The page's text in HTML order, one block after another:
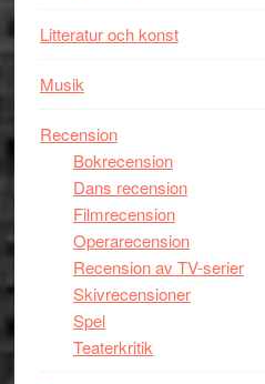
Litteratur och konst
Musik
Recension
Bokrecension
Dans recension
Filmrecension
Operarecension
Recension av TV-serier
Skivrecensioner
Spel
Teaterkritik